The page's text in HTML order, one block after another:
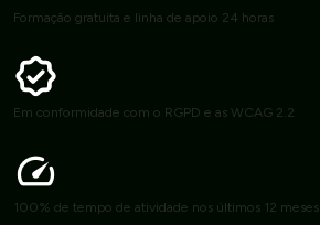
Formação gratuita e linha de apoio 24 horas
Em conformidade com o RGPD e as WCAG 2.2
100% de tempo de atividade nos últimos 12 meses